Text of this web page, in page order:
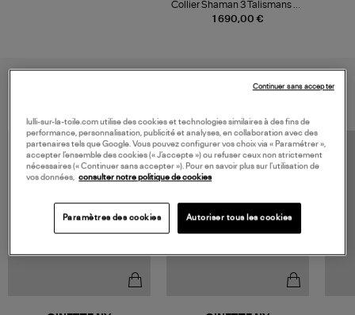
1 690,00 €
Collier Shaman 3 Talismans Or
Rose
lulli-sur-la-toile.com utilise des cookies et technologies similaires à des fins de
performance, personnalisation, publicité et analyses, en collaboration avec des
partenaires tels que Google. Vous pouvez configurer vos choix via « Paramétrer »,
accepter l’ensemble des cookies (« J’accepte ») ou refuser ceux non strictement
nécessaires (« Continuer sans accepter »). Pour en savoir plus sur l’utilisation de
vos données,
consulter notre politique de cookies
Paramètres des cookies Autoriser tous les cookies
Continuer sans accepter